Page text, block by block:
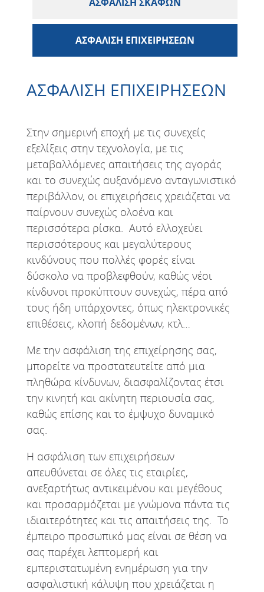
ΑΣΦΆΛΙΣΗ ΕΠΙΧΕΙΡΉΣΕΩΝ
ΑΣΦΑΛΙΣΗ ΕΠΙΧΕΙΡΗΣΕΩΝ
Στην σημερινή εποχή με τις συνεχείς
εξελίξεις στην τεχνολογία, με τις
μεταβαλλόμενες απαιτήσεις της αγοράς
και το συνεχώς αυξανόμενο ανταγωνιστικό
περιβάλλον, οι επιχειρήσεις χρειάζεται να
παίρνουν συνεχώς ολοένα και
περισσότερα ρίσκα. Αυτό ελλοχεύει
περισσότερους και μεγαλύτερους
κινδύνους που πολλές φορές είναι
δύσκολο να προβλεφθούν, καθώς νέοι
κίνδυνοι προκύπτουν συνεχώς, πέρα από
τους ήδη υπάρχοντες, όπως ηλεκτρονικές
επιθέσεις, κλοπή δεδομένων, κτλ…
Με την ασφάλιση της επιχείρησης σας,
μπορείτε να προστατευτείτε από μια
πληθώρα κίνδυνων, διασφαλίζοντας έτσι
την κινητή και ακίνητη περιουσία σας,
καθώς επίσης και το έμψυχο δυναμικό
σας.
Η ασφάλιση των επιχειρήσεων
απευθύνεται σε όλες τις εταιρίες,
ανεξαρτήτως αντικειμένου και μεγέθους
και προσαρμόζεται με γνώμονα πάντα τις
ιδιαιτερότητες και τις απαιτήσεις της. Το
έμπειρο προσωπικό μας είναι σε θέση να
σας παρέχει λεπτομερή και
εμπεριστατωμένη ενημέρωση για την
ασφαλιστική κάλυψη που χρειάζεται η